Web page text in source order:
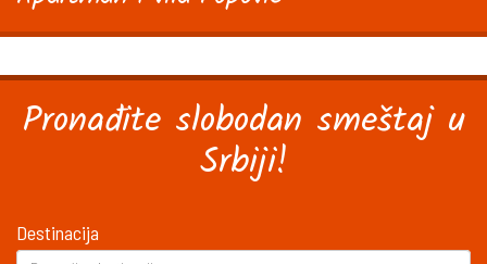
Pronađite slobodan smeštaj u
Srbiji!
Destinacija